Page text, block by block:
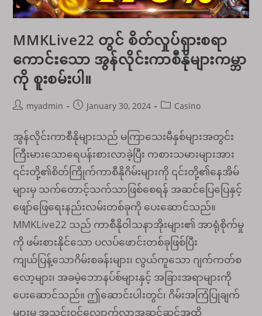
MMKLive22 တွင် စိတ်လှုပ်ရှားစရာ
ကောင်းသော အွန်လိုင်းကာစီနိုများကမ္ဘာ
ကို စူးစမ်းပါ။
Postmyadmin
PostJanuary 30, 2024
PostCasino
အွန်လိုင်းကာစီနိုများသည် မကြာသေးမီနှစ်များအတွင်း
ကြီးမားသောရေပန်းစားလာခဲ့ပြီး ကစားသမားများအား
၎င်းတို့၏စိတ်ကြိုက်ကာစီနိုဂိမ်းများကို ၎င်းတို့၏နေအိမ်
များမှ သက်တောင့်သက်သာဖြစ်စေရန် အဆင်ပြေပြေနှင့်
ဖျော်ဖြေရေးနည်းလမ်းတစ်ခုကို ပေးဆောင်သည်။
MMKLive22 သည် ကာစီနိုဝါသနာအိုးများ၏ အာရုံစိုက်မှု
ကို ဖမ်းစားနိုင်သော ပလပ်ဖောင်းတစ်ခုဖြစ်ပြီး
ကျယ်ပြန့်သောဂိမ်းစခန်းများ၊ လွယ်ကူသော ဂျက်ကတ်စ
လော့များ၊ အခမဲ့ဘောနပ်စ်များနှင့် အခြားအရာများကို
ပေးဆောင်သည်။ ဤဆောင်းပါးတွင်၊ ဂိမ်းအကြံပြုချက်
များမှ အသင်းဝင်လျှောက်လွှာအဆင့်ဆင့်အထိ